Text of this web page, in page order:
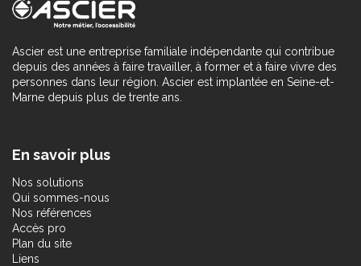
Ascier est une entreprise familiale indépendante qui contribue
depuis des années à faire travailler, à former et à faire vivre des
personnes dans leur région. Ascier est implantée en Seine-et-
Marne depuis plus de trente ans.
En savoir plus
Nos solutions
Qui sommes-nous
Nos références
Accès pro
Plan du site
Liens